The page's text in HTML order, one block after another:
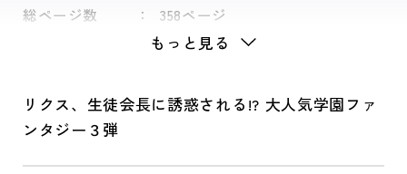
総ページ数 358ページ
もっと見る
リクス、生徒会長に誘惑される!? 大人気学園ファ
ンタジー３弾